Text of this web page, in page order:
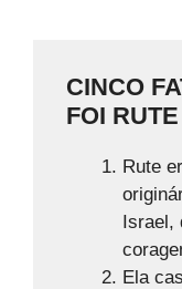
CINCO
FOI
Rute
Israel,
Ela